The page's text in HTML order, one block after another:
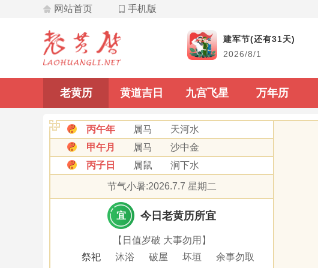
网站首页 手机版
飞星
九宫飞星
建军节(还有31天)
2026/8/1
老黄历 黄道吉日 九宫飞星 万年历
丙午年 属马
天河水
甲午月
属马
沙中金
丙子日
属鼠 涧下水
节气小暑:2026.7.7 星期二
宜 今日老黄历所宜
【日值岁破 大事勿用】
祭祀
沐浴 破屋 坏垣 余事勿取